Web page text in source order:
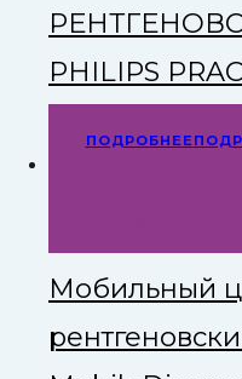
PHILIPS
ПОДРОБНЕЕ
Мобильный